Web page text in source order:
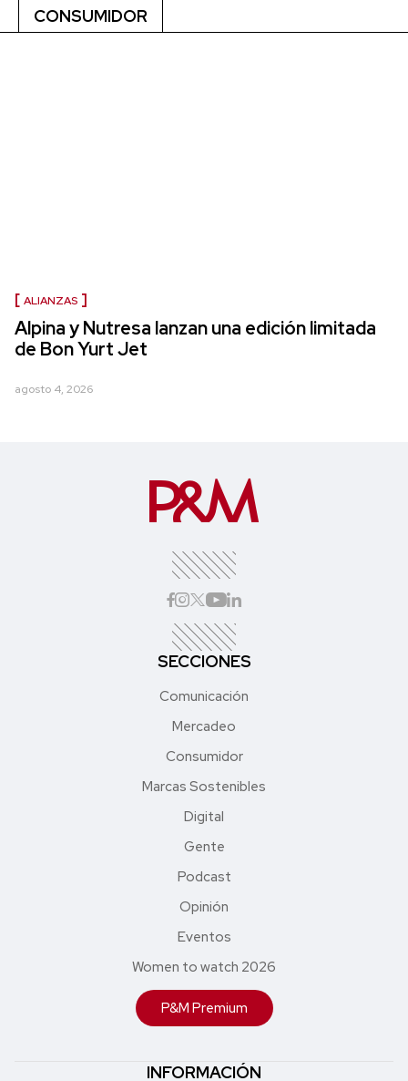
CONSUMIDOR
ALIANZAS
Alpina y Nutresa lanzan una edición limitada
de Bon Yurt Jet
agosto 4, 2026
SECCIONES
Comunicación
Mercadeo
Consumidor
Marcas Sostenibles
Digital
Gente
Podcast
Opinión
Eventos
Women to watch 2026
P&M Premium
INFORMACIÓN